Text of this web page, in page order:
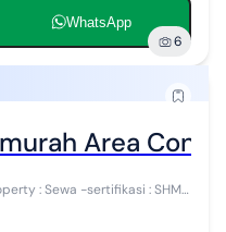
WhatsApp
6